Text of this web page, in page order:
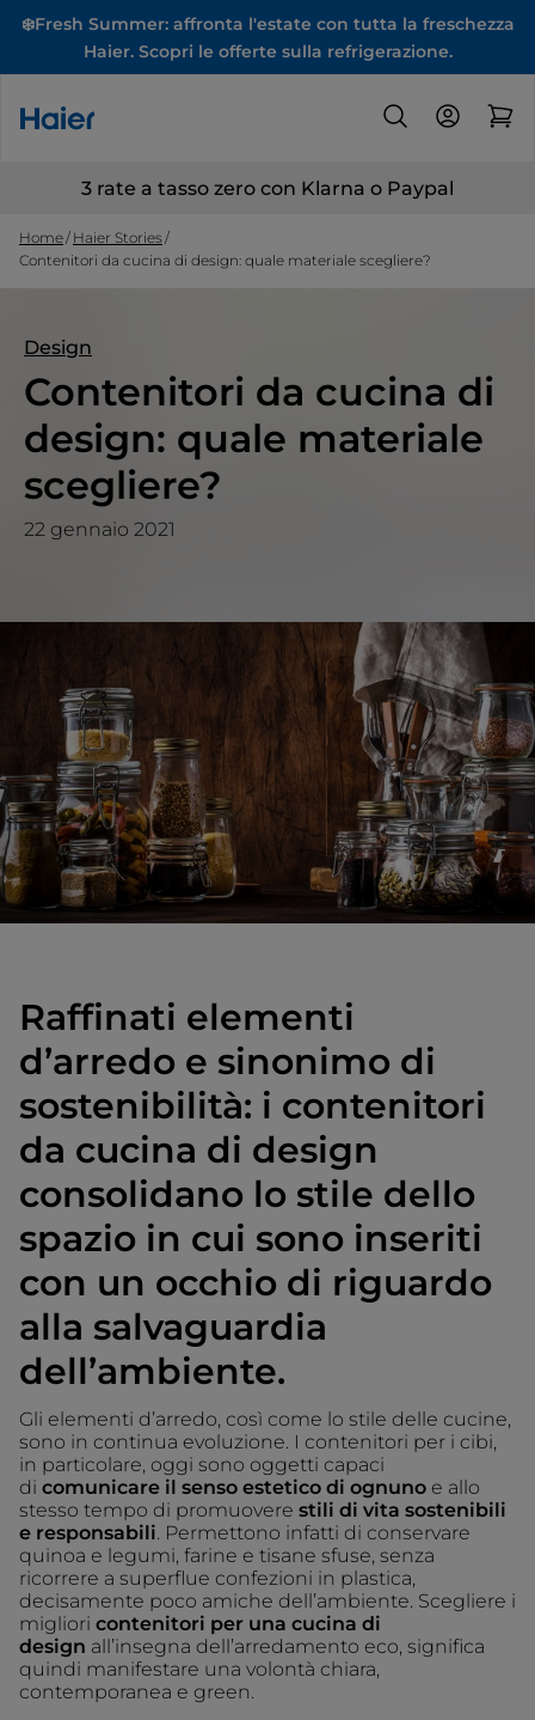
❄️Fresh Summer: affronta l'estate con tutta la freschezza
Haier. Scopri le offerte sulla refrigerazione.
3 rate a tasso zero con Klarna o Paypal
Home Haier Stories
Contenitori da cucina di design: quale materiale scegliere?
Design
Contenitori da cucina di
design: quale materiale
scegliere?
22 gennaio 2021
Raffinati elementi
d’arredo e sinonimo di
sostenibilità: i contenitori
da cucina di design
consolidano lo stile dello
spazio in cui sono inseriti
con un occhio di riguardo
alla salvaguardia
dell’ambiente.
Gli elementi d’arredo, così come lo stile delle cucine,
sono in continua evoluzione. I contenitori per i cibi,
in particolare, oggi sono oggetti capaci
di comunicare il senso estetico di ognuno e allo
stesso tempo di promuovere stili di vita sostenibili
e responsabili. Permettono infatti di conservare
quinoa e legumi, farine e tisane sfuse, senza
ricorrere a superflue confezioni in plastica,
decisamente poco amiche dell’ambiente. Scegliere i
migliori contenitori per una cucina di
design all’insegna dell’arredamento eco, significa
quindi manifestare una volontà chiara,
contemporanea e green.